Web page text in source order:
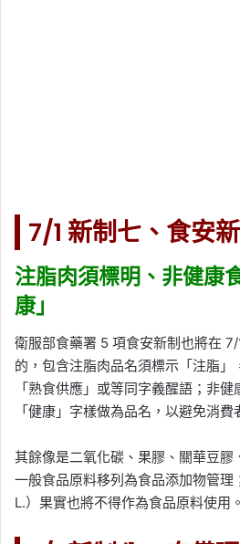
7/1 新制七、食安
注脂肉須標明、非健康
康」
衛服部食藥署 5 項食安新制也將在
的，包含注脂肉品名須標示「注脂」
「熟食供應」或等同字義醒語；非
「健康」字樣做為品名，以避免消費
其餘像是二氧化碳、果膠、關華豆膠
一般食品原料移列為食品添加物管
L.）果實也將不得作為食品原料使用。